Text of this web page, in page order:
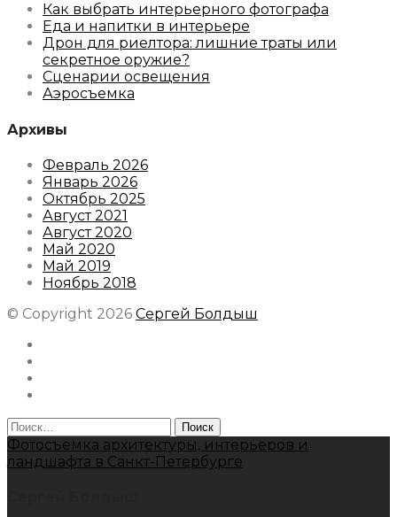
Как выбрать интерьерного фотографа
Еда и напитки в интерьере
Дрон для риелтора: лишние траты или
секретное оружие?
Сценарии освещения
Аэросъемка
Архивы
Февраль 2026
Январь 2026
Октябрь 2025
Август 2021
Август 2020
Май 2020
Май 2019
Ноябрь 2018
© Copyright 2026 Сергей Болдыш
Найти:
Фотосъемка архитектуры, интерьеров и
ландшафта в Санкт-Петербурге